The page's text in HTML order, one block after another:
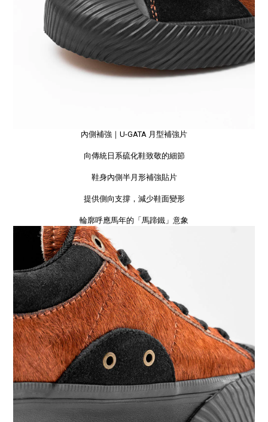
內側補強｜U-GATA 月型補強片
向傳統日系硫化鞋致敬的細節
鞋身內側半月形補強貼片
提供側向支撐，減少鞋面變形
輪廓呼應馬年的「馬蹄鐵」意象